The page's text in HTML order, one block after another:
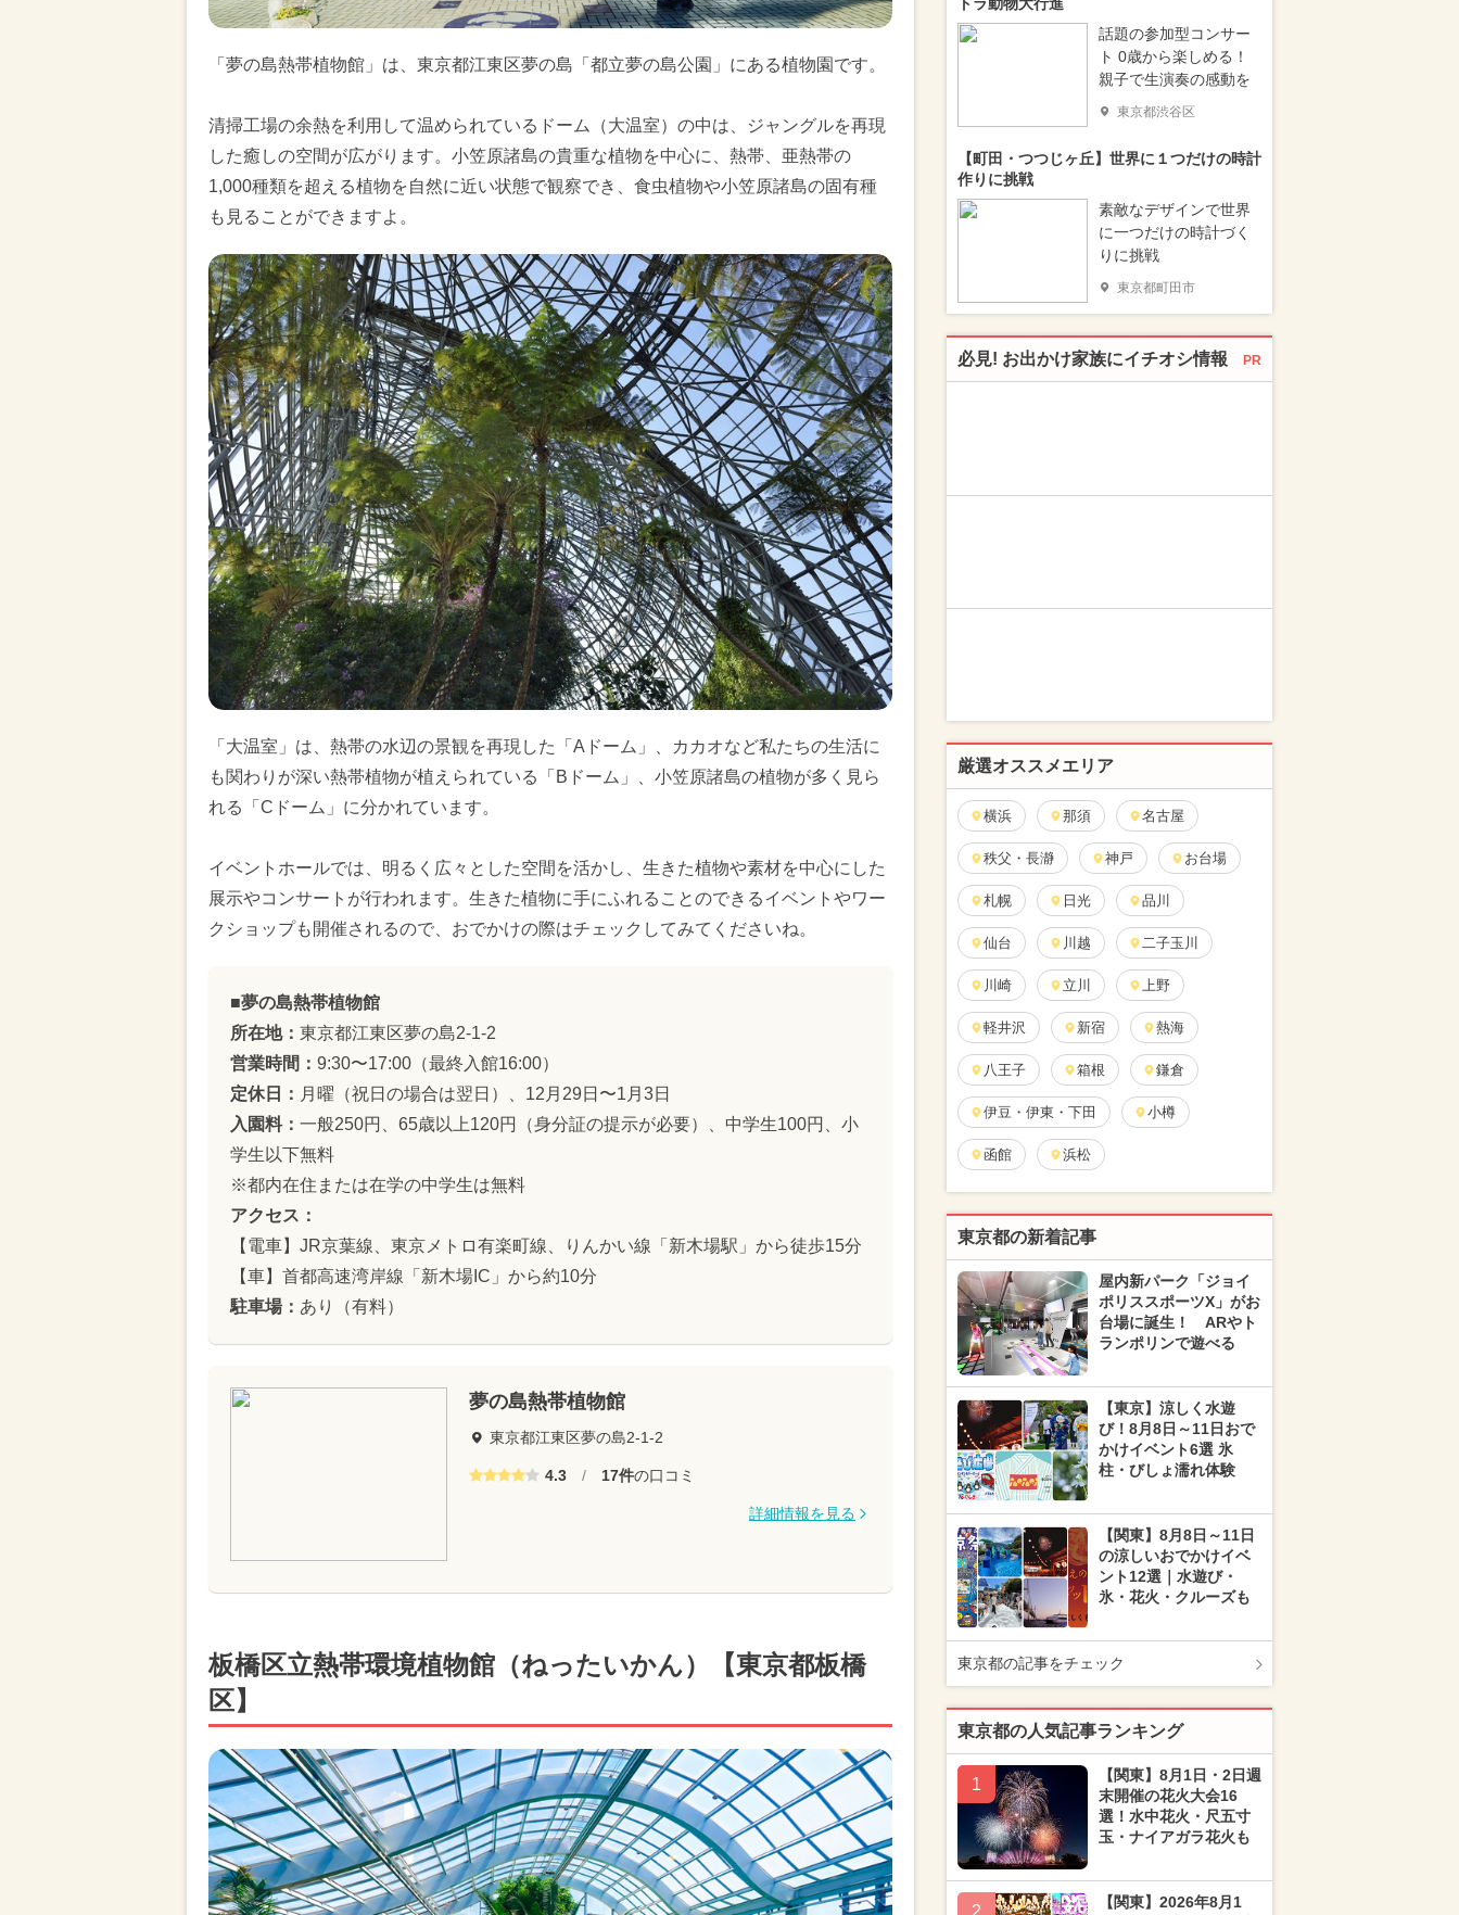
「夢の島熱帯植物館」は、東京都江東区夢の島「都立夢の島公園」にある植物園です。
清掃工場の余熱を利用して温められているドーム（大温室）の中は、ジャングルを再現
した癒しの空間が広がります。小笠原諸島の貴重な植物を中心に、熱帯、亜熱帯の
1,000種類を超える植物を自然に近い状態で観察でき、食虫植物や小笠原諸島の固有種
も見ることができますよ。
「大温室」は、熱帯の水辺の景観を再現した「Aドーム」、カカオなど私たちの生活に
も関わりが深い熱帯植物が植えられている「Bドーム」、小笠原諸島の植物が多く見ら
れる「Cドーム」に分かれています。
イベントホールでは、明るく広々とした空間を活かし、生きた植物や素材を中心にした
展示やコンサートが行われます。生きた植物に手にふれることのできるイベントやワー
クショップも開催されるので、おでかけの際はチェックしてみてくださいね。
■夢の島熱帯植物館
所在地： 東京都江東区夢の島2-1-2
営業時間： 9:30〜17:00（最終入館16:00）
定休日： 月曜（祝日の場合は翌日）、12月29日〜1月3日
入園料： 一般250円、65歳以上120円（身分証の提示が必要）、中学生100円、小
学生以下無料
※都内在住または在学の中学生は無料
アクセス：
【電車】JR京葉線、東京メトロ有楽町線、りんかい線「新木場駅」から徒歩15分
【車】首都高速湾岸線「新木場IC」から約10分
駐車場： あり（有料）
夢の島熱帯植物館
東京都江東区夢の島2-1-2
4.3 / 17件の口コミ
詳細情報を見る
板橋区立熱帯環境植物館（ねったいかん）【東京都板橋
区】
話題の参加型コンサー
ト 0歳から楽しめる！
親子で生演奏の感動を
東京都渋谷区
【町田・つつじヶ丘】世界に１つだけの時計
作りに挑戦
素敵なデザインで世界
に一つだけの時計づく
りに挑戦
東京都町田市
必見! お出かけ家族にイチオシ情報 PR
厳選オススメエリア
横浜 那須 名古屋
秩父・長瀞 神戸 お台場
札幌 日光 品川
仙台 川越 二子玉川
川崎 立川 上野
軽井沢 新宿 熱海
八王子 箱根 鎌倉
伊豆・伊東・下田 小樽
函館 浜松
東京都の新着記事
屋内新パーク「ジョイ
ポリススポーツX」がお
台場に誕生！ ARやト
ランポリンで遊べる
【東京】涼しく水遊
び！8月8日～11日おで
かけイベント6選 氷
柱・びしょ濡れ体験
【関東】8月8日～11日
の涼しいおでかけイベ
ント12選｜水遊び・
氷・花火・クルーズも
東京都の記事をチェック
東京都の人気記事ランキング
1
【関東】8月1日・2日週
末開催の花火大会16
選！水中花火・尺五寸
玉・ナイアガラ花火も
2
【関東】2026年8月1